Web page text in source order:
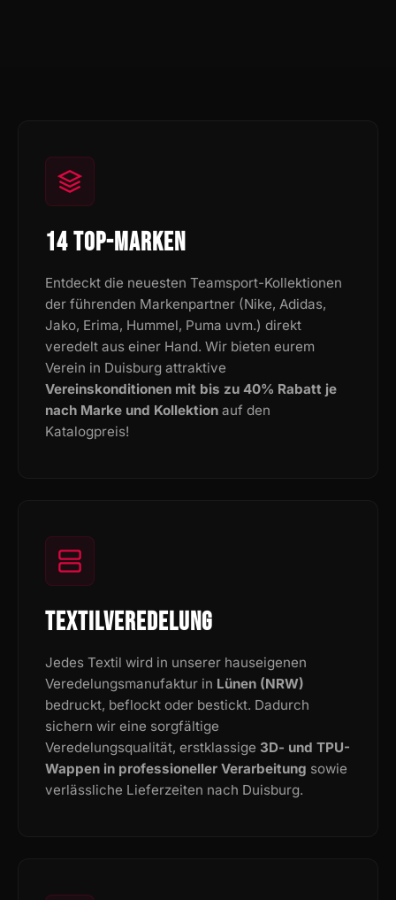
14 TOP-MARKEN
Entdeckt die neuesten Teamsport-Kollektionen
der führenden Markenpartner (Nike, Adidas,
Jako, Erima, Hummel, Puma uvm.) direkt
veredelt aus einer Hand. Wir bieten eurem
Verein in Duisburg attraktive
Vereinskonditionen mit bis zu 40% Rabatt je
nach Marke und Kollektion auf den
Katalogpreis!
TEXTILVEREDELUNG
Jedes Textil wird in unserer hauseigenen
Veredelungsmanufaktur in Lünen (NRW)
bedruckt, beflockt oder bestickt. Dadurch
sichern wir eine sorgfältige
Veredelungsqualität, erstklassige 3D- und TPU-
Wappen in professioneller Verarbeitung sowie
verlässliche Lieferzeiten nach Duisburg.